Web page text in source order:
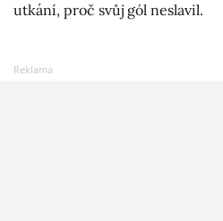
utkání, proč svůj gól neslavil.